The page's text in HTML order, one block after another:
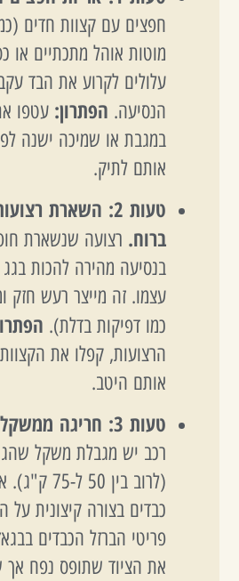
חפצים עם קצוות חדים
מוטות אוהל מתכתיים או
עלולים לקרוע את הבד
הנסיעה. הפתרון: עטפו
במגבת או שמיכה ישנה
אותם לתיק.
טעות 2: השארת
ברוח. רצועה שנשארת
בנסיעה מהירה להכות
עצמו. זה מייצר רעש חזק
כמו דפיקות בדלת).
הרצועות, קפלו את
אותם היטב.
טעות 3: חריגה ממשקל הגג המותר.
רכב יש מגבלת משקל
(לרוב בין
כבדים בצורה קיצונית
פריטי הברזל הכבדים
את הציוד שתופס נפח אך